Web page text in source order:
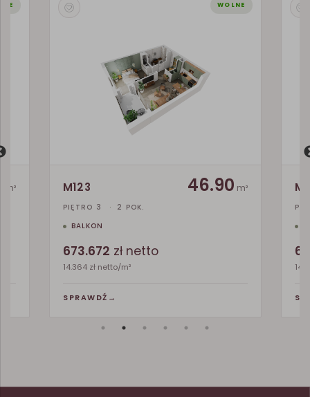
m²
WOLNE
M123 46.90 m²
PIĘTRO 3 ·
2 POK.
BALKON
673.672 zł netto
14.364 zł netto/m²
SPRAWDŹ →